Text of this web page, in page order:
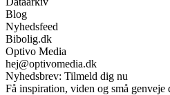
Blog
Nyhedsfeed
Bibolig.dk
Optivo Media
hej@optivomedia.dk
Nyhedsbrev: Tilmeld dig nu
Få inspiration, viden og små